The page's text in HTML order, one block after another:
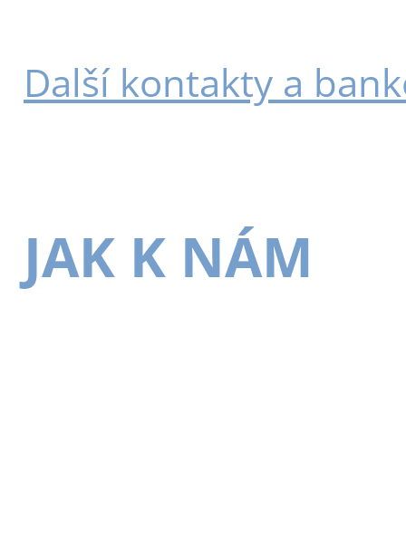
Další kontakty a
JAK K NÁM